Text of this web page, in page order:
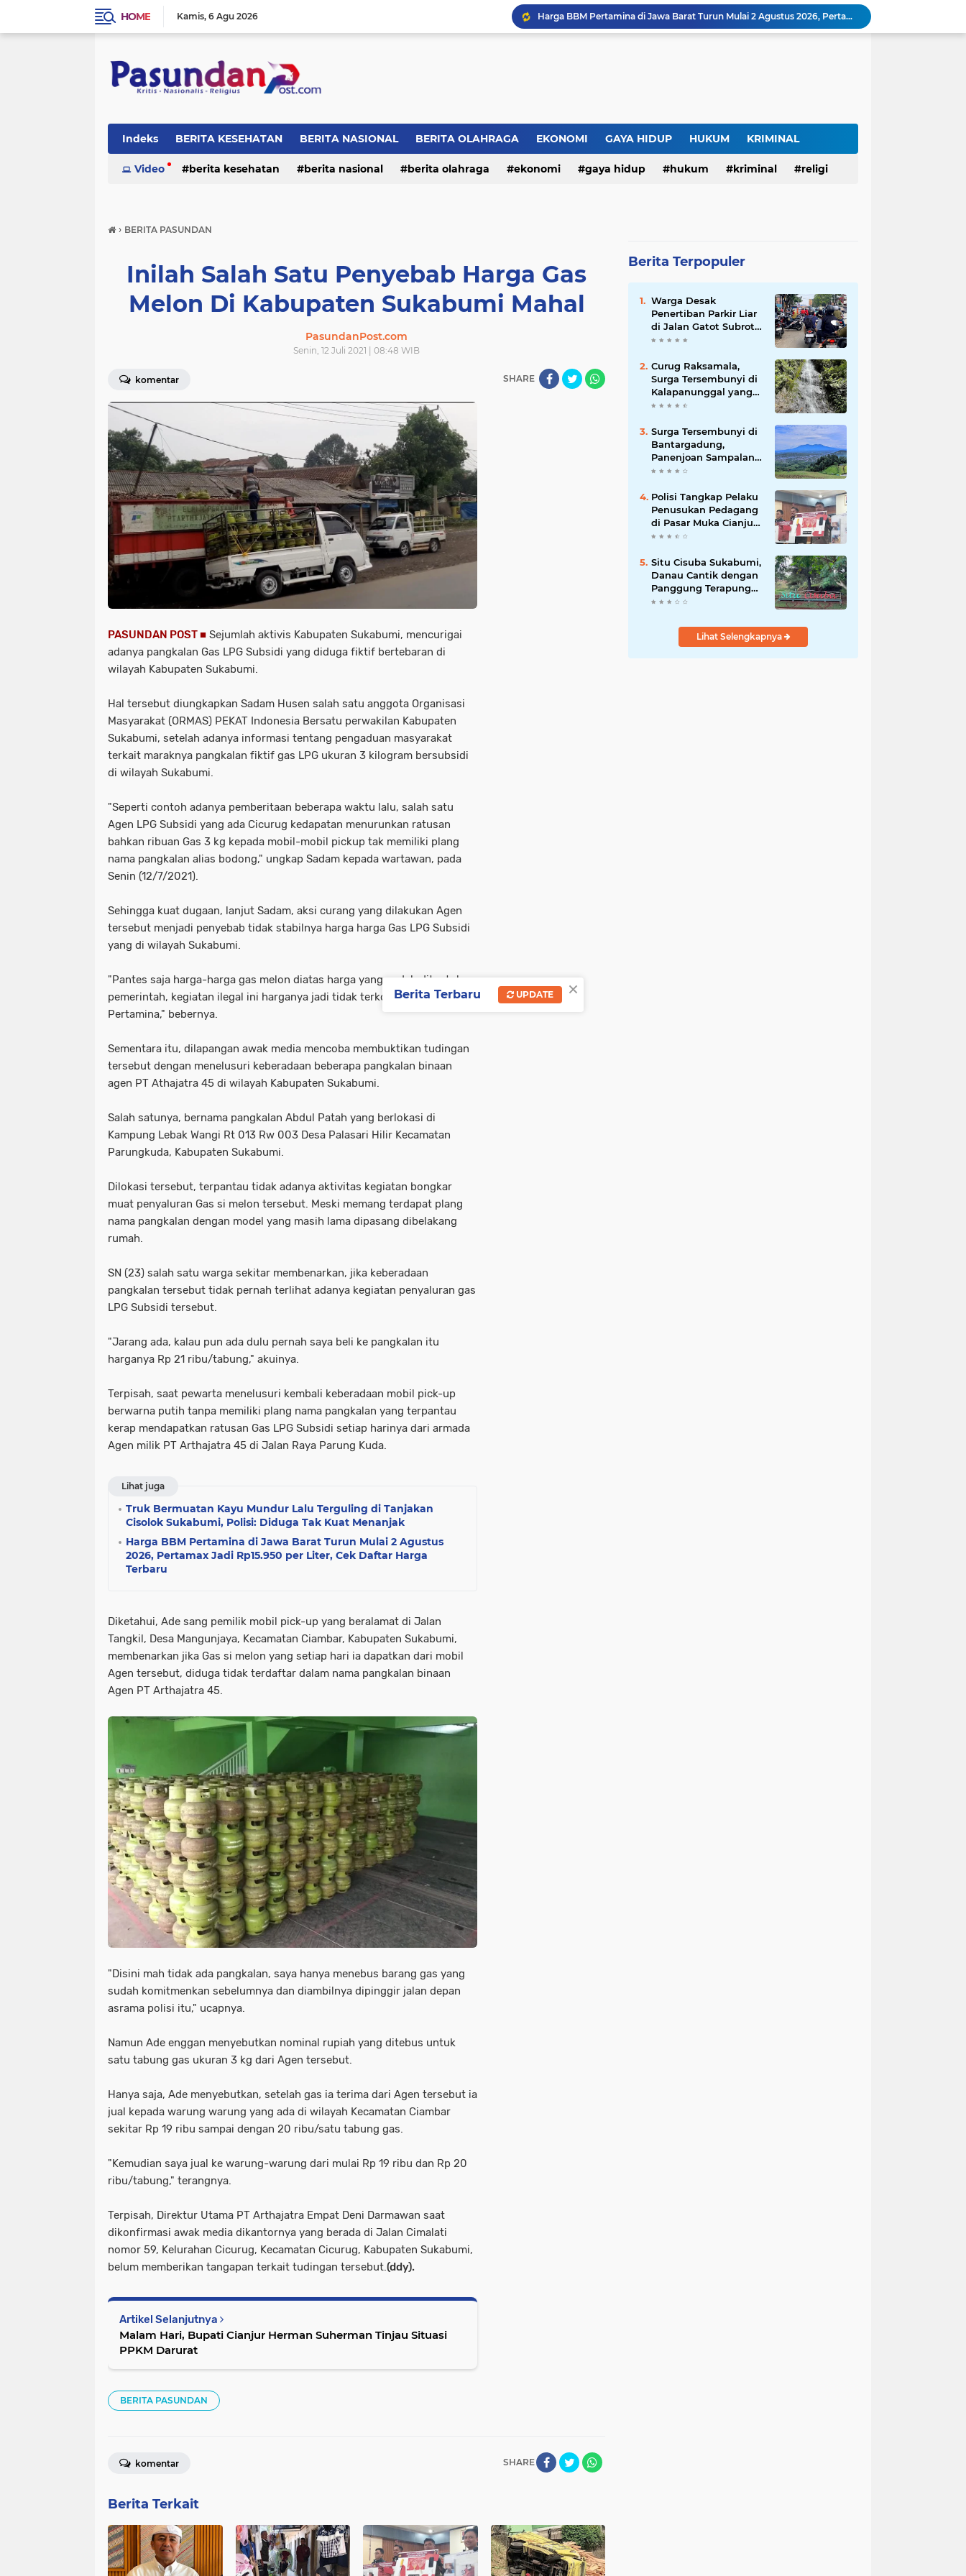
HOME Kamis 6 Agu 2026
Harga BBM Pertamina di Jawa Barat Turun Mulai 2 Agustus 2026, Pertamax Jadi Rp15.950 per Liter, Cek Daftar Harga Terbaru
SAM FARM Greenhouse Cisolok Resmi Beroperasi, Hadirkan Wisata Petik Melon Premium dan Edukasi Pertanian Modern di Sukabumi
Situ Cisuba Sukabumi, Danau Cantik dengan Panggung Terapung yang Cocok Jadi Destinasi Libur Akhir Pekan
Indeks BERITA KESEHATAN BERITA NASIONAL BERITA OLAHRAGA EKONOMI GAYA HIDUP HUKUM KRIMINAL
RELIGI
Video berita kesehatan berita nasional berita olahraga ekonomi gaya hidup hukum kriminal religi
› BERITA PASUNDAN
Inilah Salah Satu Penyebab Harga Gas
Melon Di Kabupaten Sukabumi Mahal
PasundanPost.com
Senin, 12 Juli 2021 | 08:48 WIB
komentar SHARE
PASUNDAN POST ■ Sejumlah aktivis Kabupaten Sukabumi, mencurigai
adanya pangkalan Gas LPG Subsidi yang diduga fiktif bertebaran di
wilayah Kabupaten Sukabumi.
Hal tersebut diungkapkan Sadam Husen salah satu anggota Organisasi
Masyarakat (ORMAS) PEKAT Indonesia Bersatu perwakilan Kabupaten
Sukabumi, setelah adanya informasi tentang pengaduan masyarakat
terkait maraknya pangkalan fiktif gas LPG ukuran 3 kilogram bersubsidi
di wilayah Sukabumi.
"Seperti contoh adanya pemberitaan beberapa waktu lalu, salah satu
Agen LPG Subsidi yang ada Cicurug kedapatan menurunkan ratusan
bahkan ribuan Gas 3 kg kepada mobil-mobil pickup tak memiliki plang
nama pangkalan alias bodong," ungkap Sadam kepada wartawan, pada
Senin (12/7/2021).
Sehingga kuat dugaan, lanjut Sadam, aksi curang yang dilakukan Agen
tersebut menjadi penyebab tidak stabilnya harga harga Gas LPG Subsidi
yang di wilayah Sukabumi.
"Pantes saja harga-harga gas melon diatas harga yang sudah ditentukan
pemerintah, kegiatan ilegal ini harganya jadi tidak terkontrol oleh
Pertamina," bebernya.
Sementara itu, dilapangan awak media mencoba membuktikan tudingan
tersebut dengan menelusuri keberadaan beberapa pangkalan binaan
agen PT Athajatra 45 di wilayah Kabupaten Sukabumi.
Salah satunya, bernama pangkalan Abdul Patah yang berlokasi di
Kampung Lebak Wangi Rt 013 Rw 003 Desa Palasari Hilir Kecamatan
Parungkuda, Kabupaten Sukabumi.
Dilokasi tersebut, terpantau tidak adanya aktivitas kegiatan bongkar
muat penyaluran Gas si melon tersebut. Meski memang terdapat plang
nama pangkalan dengan model yang masih lama dipasang dibelakang
rumah.
SN (23) salah satu warga sekitar membenarkan, jika keberadaan
pangkalan tersebut tidak pernah terlihat adanya kegiatan penyaluran gas
LPG Subsidi tersebut.
"Jarang ada, kalau pun ada dulu pernah saya beli ke pangkalan itu
harganya Rp 21 ribu/tabung," akuinya.
Terpisah, saat pewarta menelusuri kembali keberadaan mobil pick-up
berwarna putih tanpa memiliki plang nama pangkalan yang terpantau
kerap mendapatkan ratusan Gas LPG Subsidi setiap harinya dari armada
Agen milik PT Arthajatra 45 di Jalan Raya Parung Kuda.
Lihat juga
Truk Bermuatan Kayu Mundur Lalu Terguling di Tanjakan
Cisolok Sukabumi, Polisi: Diduga Tak Kuat Menanjak
Harga BBM Pertamina di Jawa Barat Turun Mulai 2 Agustus
2026, Pertamax Jadi Rp15.950 per Liter, Cek Daftar Harga
Terbaru
Diketahui, Ade sang pemilik mobil pick-up yang beralamat di Jalan
Tangkil, Desa Mangunjaya, Kecamatan Ciambar, Kabupaten Sukabumi,
membenarkan jika Gas si melon yang setiap hari ia dapatkan dari mobil
Agen tersebut, diduga tidak terdaftar dalam nama pangkalan binaan
Agen PT Arthajatra 45.
"Disini mah tidak ada pangkalan, saya hanya menebus barang gas yang
sudah komitmenkan sebelumnya dan diambilnya dipinggir jalan depan
asrama polisi itu," ucapnya.
Namun Ade enggan menyebutkan nominal rupiah yang ditebus untuk
satu tabung gas ukuran 3 kg dari Agen tersebut.
Hanya saja, Ade menyebutkan, setelah gas ia terima dari Agen tersebut ia
jual kepada warung warung yang ada di wilayah Kecamatan Ciambar
sekitar Rp 19 ribu sampai dengan 20 ribu/satu tabung gas.
"Kemudian saya jual ke warung-warung dari mulai Rp 19 ribu dan Rp 20
ribu/tabung," terangnya.
Terpisah, Direktur Utama PT Arthajatra Empat Deni Darmawan saat
dikonfirmasi awak media dikantornya yang berada di Jalan Cimalati
nomor 59, Kelurahan Cicurug, Kecamatan Cicurug, Kabupaten Sukabumi,
belum memberikan tangapan terkait tudingan tersebut.(ddy).
Artikel Selanjutnya
Malam Hari, Bupati Cianjur Herman Suherman Tinjau Situasi
PPKM Darurat
BERITA PASUNDAN
SHARE
komentar
Berita Terkait
Berita Terpopuler
Warga Desak
Penertiban Parkir Liar
di Jalan Gatot Subroto
Bandung, Kemacetan
Mengkhawatirkan
Curug Raksamala,
Surga Tersembunyi di
Kalapanunggal yang
Siap Menjadi Ikon
Kabupaten Sukabumi
Surga Tersembunyi di
Bantargadung,
Panenjoan Sampalan
Bersiap Menjadi
Baru Sukabumi
Polisi Tangkap Pelaku
Penusukan Pedagang
di Pasar Muka Cianjur,
Terancam 15 Tahun
Situ Cisuba Sukabumi,
Danau Cantik dengan
Panggung Terapung
yang Cocok Jadi
Pekan
Lihat Selengkapnya
×
Berita Terbaru UPDATE